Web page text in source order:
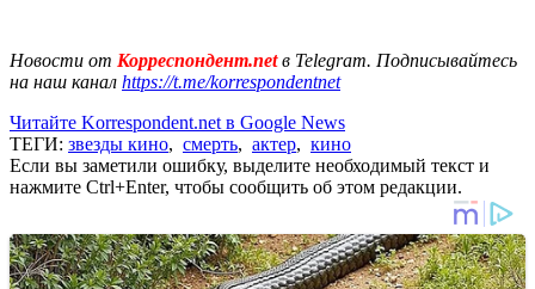
Новости от Корреспондент.netв Telegram. Подписывайтесь
на наш канал https://t.me/korrespondentnet
Читайте Korrespondent.net в Google News
ТЕГИ: звезды кино, смерть, актер, кино
Если вы заметили ошибку, выделите необходимый текст и
нажмите Ctrl+Enter, чтобы сообщить об этом редакции.